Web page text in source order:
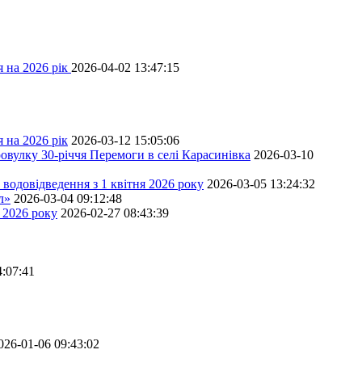
на 2026 рік 2026-04-02 13:47:15
на 2026 рік 2026-03-12 15:05:06
30-річчя Перемоги в селі Карасинівка 2026-03-10
з 1 квітня 2026 року 2026-03-05 13:24:32
2026-03-04 09:12:48
2026 року 2026-02-27 08:43:39
01-06 09:43:02